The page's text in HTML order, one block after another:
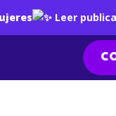
Leer